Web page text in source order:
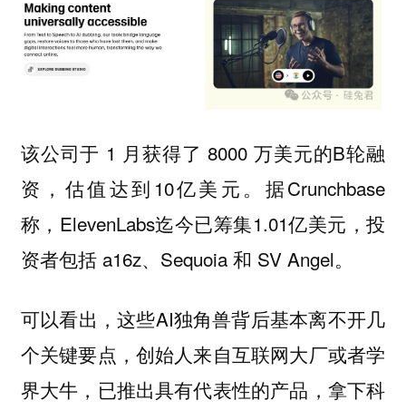
该公司于 1 月获得了 8000 万美元的B轮融
资，估值达到10亿美元。据Crunchbase
称，ElevenLabs迄今已筹集1.01亿美元，投
资者包括 a16z、Sequoia 和 SV Angel。
可以看出，这些AI独角兽背后基本离不开几
个关键要点，创始人来自互联网大厂或者学
界大牛，已推出具有代表性的产品，拿下科